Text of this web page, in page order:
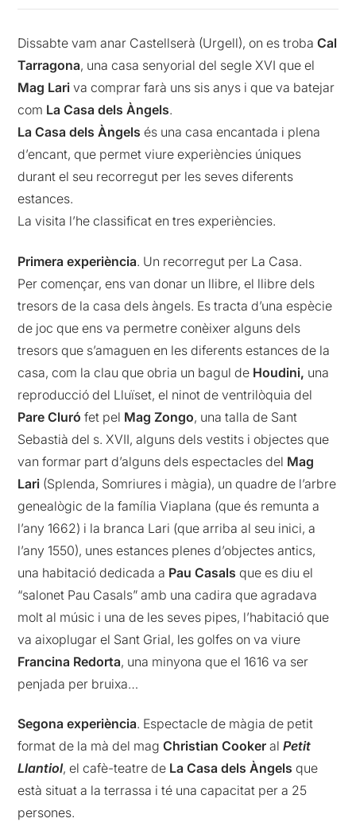
Dissabte vam anar Castellserà (Urgell), on es trobaCal
Tarragona, una casa senyorial del segle XVI que el
Mag Lari va comprar farà uns sis anys i que va batejar
com La Casa dels Àngels.
La Casa dels Àngels és una casa encantada i plena
d’encant, que permet viure experiències úniques
durant el seu recorregut per les seves diferents
estances.
La visita l’he classificat en tres experiències.
Primera experiència. Un recorregut per La Casa.
Per començar, ens van donar un llibre, el llibre dels
tresors de la casa dels àngels. Es tracta d’una espècie
de joc que ens va permetre conèixer alguns dels
tresors que s’amaguen en les diferents estances de la
casa, com la clau que obria un bagul de Houdini, una
reproducció del Lluïset, el ninot de ventrilòquia del
Pare Cluró fet pel Mag Zongo, una talla de Sant
Sebastià del s. XVII, alguns dels vestits i objectes que
van formar part d’alguns dels espectacles del Mag
Lari (Splenda, Somriures i màgia), un quadre de l’arbre
genealògic de la família Viaplana (que és remunta a
l’any 1662) i la branca Lari (que arriba al seu inici, a
l’any 1550), unes estances plenes d’objectes antics,
una habitació dedicada a Pau Casals que es diu el
“salonet Pau Casals” amb una cadira que agradava
molt al músic i una de les seves pipes, l’habitació que
va aixoplugar el Sant Grial, les golfes on va viure
Francina Redorta, una minyona que el 1616 va ser
penjada per bruixa…
Segona experiència. Espectacle de màgia de petit
format de la mà del magChristian Cooker alPetit
Llantiol, el cafè-teatre de La Casa dels Àngels que
està situat a la terrassa i té una capacitat per a 25
persones.